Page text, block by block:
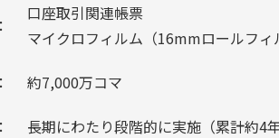
：
口座取引関連帳票
マイクロフィルム（16mmロールフィ
： 約7,000万コマ
： 長期にわたり段階的に実施（累計約4